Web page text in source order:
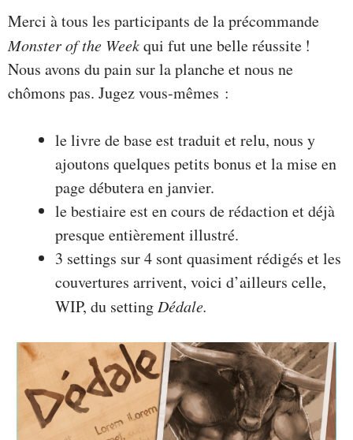
Merci à tous les participants de la précommande
Monster of the Weekqui fut une belle réussite !
Nous avons du pain sur la planche et nous ne
chômons pas. Jugez vous-mêmes :
le livre de base est traduit et relu, nous y
ajoutons quelques petits bonus et la mise en
page débutera en janvier.
le bestiaire est en cours de rédaction et déjà
presque entièrement illustré.
3 settings sur 4 sont quasiment rédigés et les
couvertures arrivent, voici d’ailleurs celle,
WIP, du settingDédale.